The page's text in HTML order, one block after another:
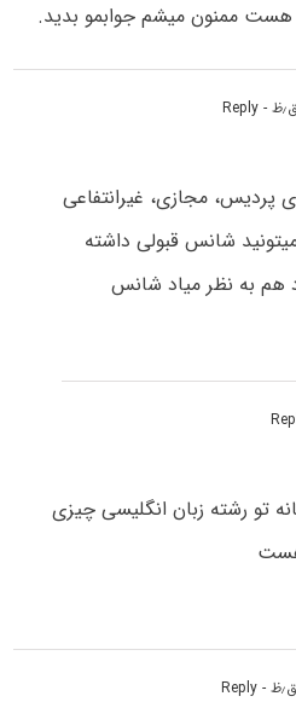
- Reply
پردیس، مجازی، غیرانتفاعی
شانس قبولی داشته
هم به نظر میاد شانس
۶۰۰۰ ممکنه شبانه تو رشته زبان انگلیسی چیزی
- Reply